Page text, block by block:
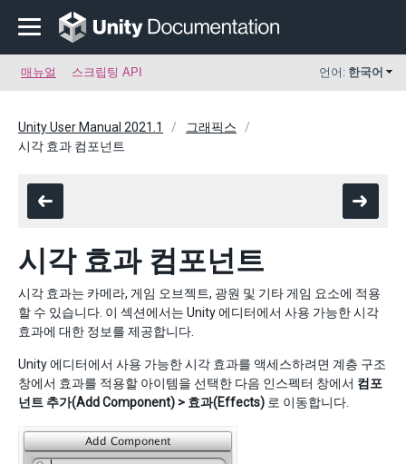
매뉴얼 스크립팅 API 언어: 한국어
Unity User Manual 2021.1
그래픽스
시각 효과 컴포넌트
시각 효과 컴포넌트
시각 효과는 카메라, 게임 오브젝트, 광원 및 기타 게임 요소에 적용
할 수 있습니다. 이 섹션에서는 Unity 에디터에서 사용 가능한 시각
효과에 대한 정보를 제공합니다.
Unity 에디터에서 사용 가능한 시각 효과를 액세스하려면 계층 구조
창에서 효과를 적용할 아이템을 선택한 다음 인스펙터 창에서 컴포
넌트 추가(Add Component) > 효과(Effects) 로 이동합니다.